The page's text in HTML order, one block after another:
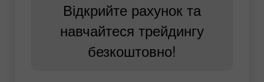
Відкрийте рахунок та
навчайтеся трейдингу
безкоштовно!